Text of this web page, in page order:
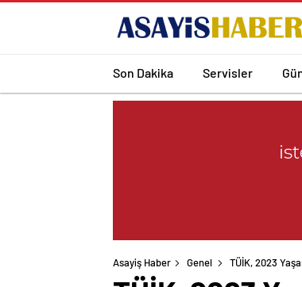
Son Dakika Servisler
Asayiş Haber Genel TÜİK, 2023